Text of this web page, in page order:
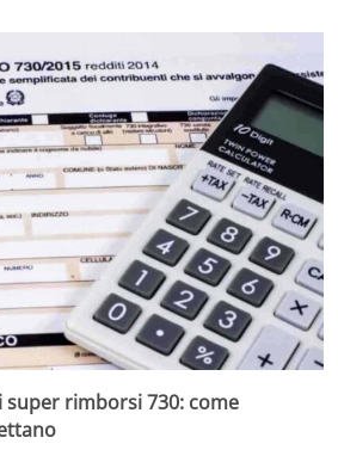
super rimborsi 730: come